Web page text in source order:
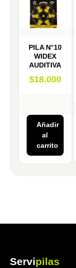
PILA N°10
WIDEX
AUDITIVA
$18.000
Añadir
al
carrito
Servipilas